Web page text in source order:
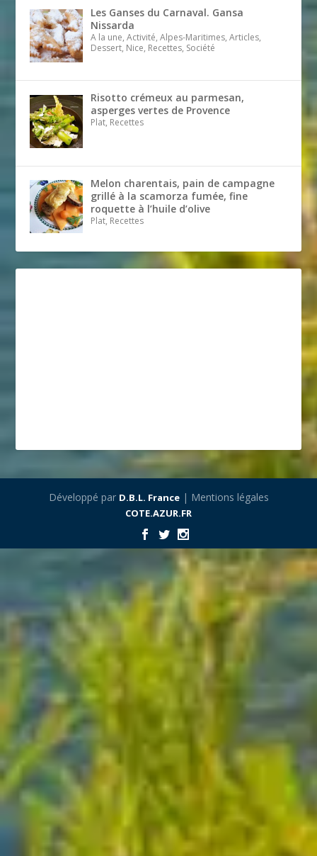
Les Ganses du Carnaval. Gansa
Nissarda
A la une, Activité, Alpes-Maritimes, Articles,
Dessert, Nice, Recettes, Société
Risotto crémeux au parmesan,
asperges vertes de Provence
Plat, Recettes
Melon charentais, pain de campagne
grillé à la scamorza fumée, fine
roquette à l’huile d’olive
Plat, Recettes
Développé par D.B.L. France| Mentions légales
COTE.AZUR.FR